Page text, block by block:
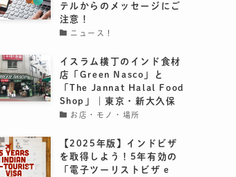
テルからのメッセージにご
注意！
ニュース！
イスラム横丁のインド食材
店「Green Nasco」と
「The Jannat Halal Food
Shop」｜東京・新大久保
お店・モノ・場所
【2025年版】インドビザ
を取得しよう！5年有効の
「電子ツーリストビザ e